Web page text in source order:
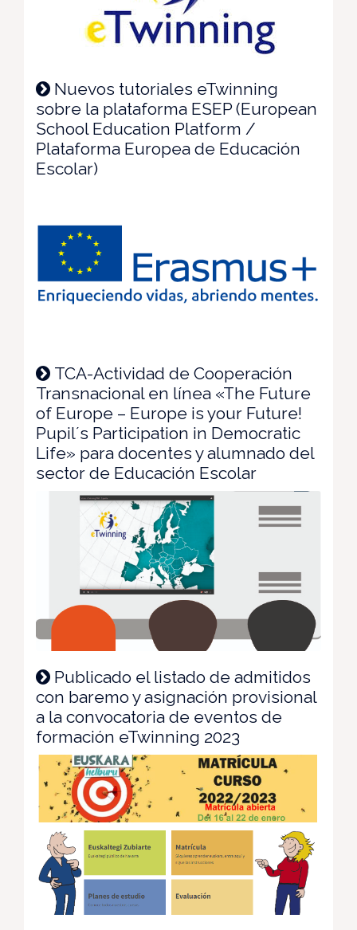
Nuevos tutoriales eTwinning
sobre la plataforma ESEP (European
School Education Platform /
Plataforma Europea de Educación
Escolar)
TCA-Actividad de Cooperación
Transnacional en línea «The Future
of Europe – Europe is your Future!
Pupil´s Participation in Democratic
Life» para docentes y alumnado del
sector de Educación Escolar
Publicado el listado de admitidos
con baremo y asignación provisional
a la convocatoria de eventos de
formación eTwinning 2023